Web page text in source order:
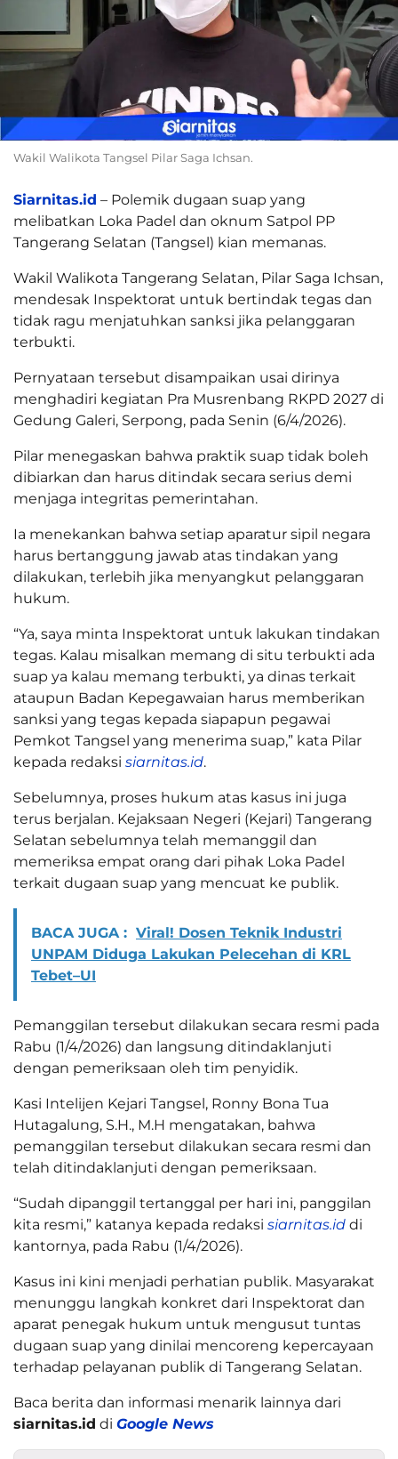
Wakil Walikota Tangsel Pilar Saga Ichsan.
Siarnitas.id – Polemik dugaan suap yang
melibatkan Loka Padel dan oknum Satpol PP
Tangerang Selatan (Tangsel) kian memanas.
Wakil Walikota Tangerang Selatan, Pilar Saga Ichsan,
mendesak Inspektorat untuk bertindak tegas dan
tidak ragu menjatuhkan sanksi jika pelanggaran
terbukti.
Pernyataan tersebut disampaikan usai dirinya
menghadiri kegiatan Pra Musrenbang RKPD 2027 di
Gedung Galeri, Serpong, pada Senin (6/4/2026).
Pilar menegaskan bahwa praktik suap tidak boleh
dibiarkan dan harus ditindak secara serius demi
menjaga integritas pemerintahan.
Ia menekankan bahwa setiap aparatur sipil negara
harus bertanggung jawab atas tindakan yang
dilakukan, terlebih jika menyangkut pelanggaran
hukum.
“Ya, saya minta Inspektorat untuk lakukan tindakan
tegas. Kalau misalkan memang di situ terbukti ada
suap ya kalau memang terbukti, ya dinas terkait
ataupun Badan Kepegawaian harus memberikan
sanksi yang tegas kepada siapapun pegawai
Pemkot Tangsel yang menerima suap,” kata Pilar
kepada redaksi siarnitas.id.
Sebelumnya, proses hukum atas kasus ini juga
terus berjalan. Kejaksaan Negeri (Kejari) Tangerang
Selatan sebelumnya telah memanggil dan
memeriksa empat orang dari pihak Loka Padel
terkait dugaan suap yang mencuat ke publik.
BACA JUGA : Viral! Dosen Teknik Industri
UNPAM Diduga Lakukan Pelecehan di KRL
Tebet–UI
Pemanggilan tersebut dilakukan secara resmi pada
Rabu (1/4/2026) dan langsung ditindaklanjuti
dengan pemeriksaan oleh tim penyidik.
Kasi Intelijen Kejari Tangsel, Ronny Bona Tua
Hutagalung, S.H., M.H mengatakan, bahwa
pemanggilan tersebut dilakukan secara resmi dan
telah ditindaklanjuti dengan pemeriksaan.
“Sudah dipanggil tertanggal per hari ini, panggilan
kita resmi,” katanya kepada redaksi siarnitas.id di
kantornya, pada Rabu (1/4/2026).
Kasus ini kini menjadi perhatian publik. Masyarakat
menunggu langkah konkret dari Inspektorat dan
aparat penegak hukum untuk mengusut tuntas
dugaan suap yang dinilai mencoreng kepercayaan
terhadap pelayanan publik di Tangerang Selatan.
Baca berita dan informasi menarik lainnya dari
siarnitas.id di Google News